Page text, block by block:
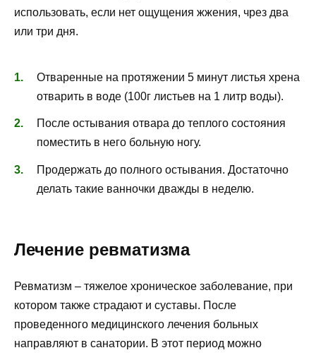
использовать, если нет ощущения жжения, чрез два
или три дня.
Отваренные на протяжении 5 минут листья хрена
отварить в воде (100г листьев на 1 литр воды).
После остывания отвара до теплого состояния
поместить в него больную ногу.
Продержать до полного остывания. Достаточно
делать такие ванночки дважды в неделю.
Лечение ревматизма
Ревматизм – тяжелое хроническое заболевание, при
котором также страдают и суставы. После
проведенного медицинского лечения больных
направляют в санатории. В этот период можно